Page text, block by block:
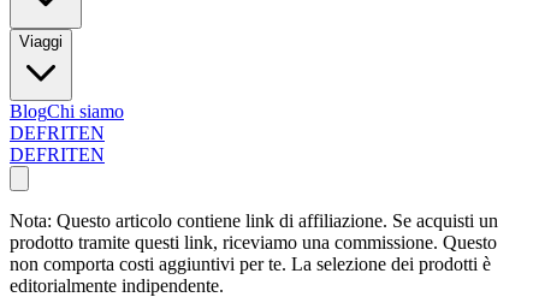
Viaggi
BlogChi siamo
DEFRITEN
DEFRITEN
Nota: Questo articolo contiene link di affiliazione. Se acquisti un
prodotto tramite questi link, riceviamo una commissione. Questo
non comporta costi aggiuntivi per te. La selezione dei prodotti è
editorialmente indipendente.